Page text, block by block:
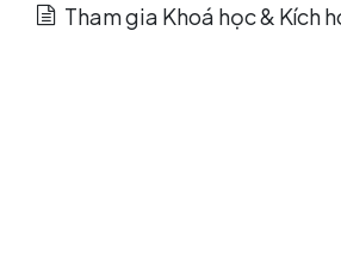
Tham gia Khoá học & Kích